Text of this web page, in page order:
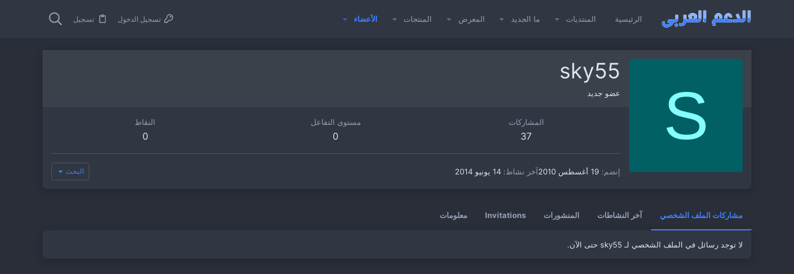
الرئيسية المنتديات ما الجديد المعرض المنتجات الأعضاء تسجيل الدخول تسجيل
S
sky55
عضو جديد
المشاركات
37
مستوى التفاعل
0
النقاط
0
إنضم 19 أغسطس 2010 آخر نشاط 14 يونيو 2014 البحث
مشاركات الملف الشخصي آخر النشاطات المنشورات Invitations معلومات
لا توجد رسائل في الملف الشخصي لـ sky55 حتى الآن.